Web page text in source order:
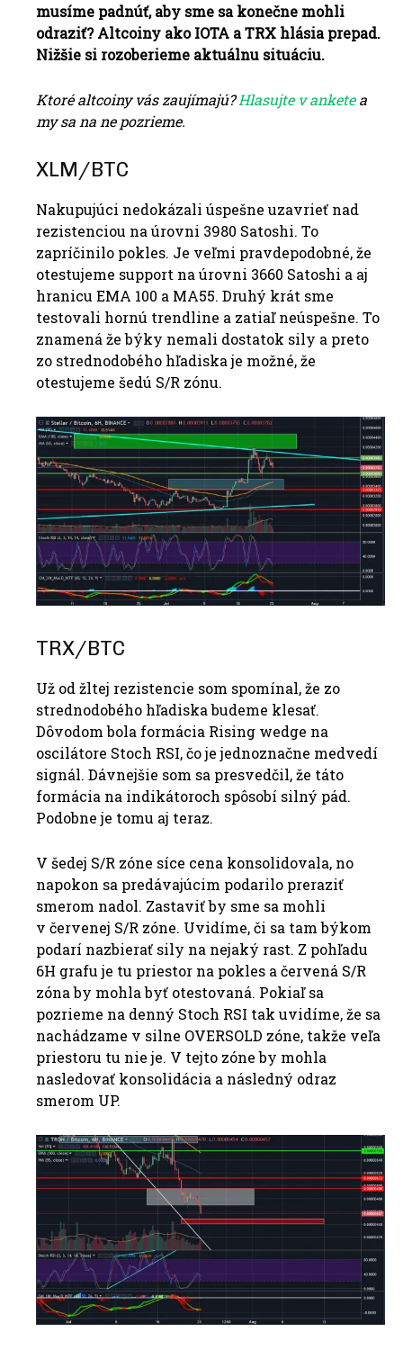
musíme padnúť, aby sme sa konečne mohli
odraziť? Altcoiny ako IOTA a TRX hlásia prepad.
Nižšie si rozoberieme aktuálnu situáciu.
Ktoré altcoiny vás zaujímajú?Hlasujte v anketea
my sa na ne pozrieme.
XLM/BTC
Nakupujúci nedokázali úspešne uzavrieť nad
rezistenciou na úrovni 3980 Satoshi. To
zapríčinilo pokles. Je veľmi pravdepodobné, že
otestujeme support na úrovni 3660 Satoshi a aj
hranicu EMA 100 a MA55. Druhý krát sme
testovali hornú trendline a zatiaľ neúspešne. To
znamená že býky nemali dostatok sily a preto
zo strednodobého hľadiska je možné, že
otestujeme šedú S/R zónu.
TRX/BTC
Už od žltej rezistencie som spomínal, že zo
strednodobého hľadiska budeme klesať.
Dôvodom bola formácia Rising wedge na
oscilátore Stoch RSI, čo je jednoznačne medvedí
signál. Dávnejšie som sa presvedčil, že táto
formácia na indikátoroch spôsobí silný pád.
Podobne je tomu aj teraz.
V šedej S/R zóne síce cena konsolidovala, no
napokon sa predávajúcim podarilo preraziť
smerom nadol. Zastaviť by sme sa mohli
v červenej S/R zóne. Uvidíme, či sa tam býkom
podarí nazbierať sily na nejaký rast. Z pohľadu
6H grafu je tu priestor na pokles a červená S/R
zóna by mohla byť otestovaná. Pokiaľ sa
pozrieme na denný Stoch RSI tak uvidíme, že sa
nachádzame v silne OVERSOLD zóne, takže veľa
priestoru tu nie je. V tejto zóne by mohla
nasledovať konsolidácia a následný odraz
smerom UP.